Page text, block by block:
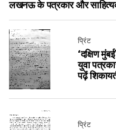
लखनऊ के पत्रकार और
प्रिंट
‘दक्षिण
युवा
पढ़ें
प्रिंट